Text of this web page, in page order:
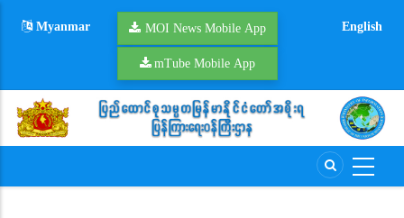
Myanmar MOI News Mobile App
mTube Mobile App
English